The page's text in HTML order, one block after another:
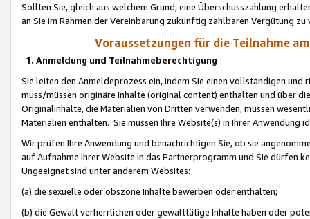
Sollten Sie, gleich aus welchem Grund, eine Überschusszahlung
an Sie im Rahmen der Vereinbarung zukünftig zahlbaren Vergütung zu
Voraussetzungen für die Teilnahme
1. Anmeldung und Teilnahmeberechtigung
Sie leiten den Anmeldeprozess ein, indem Sie einen vollständigen
muss/müssen originäre Inhalte (original content) enthalten und über
Originalinhalte, die Materialien von Dritten verwenden, müssen
Materialien enthalten. Sie müssen Ihre Website(s) in Ihrer Anwendung
Wir prüfen Ihre Anwendung und benachrichtigen Sie, ob sie
auf Aufnahme Ihrer Website in das Partnerprogramm und Sie dürfen
Ungeeignet sind unter anderem Websites:
(a) die sexuelle oder obszöne Inhalte bewerben oder enthalten;
(b) die Gewalt verherrlichen oder gewalttätige Inhalte haben oder